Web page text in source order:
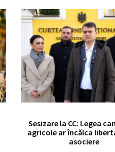
Sesizare la CC: Legea
agricole ar încălca
asociere